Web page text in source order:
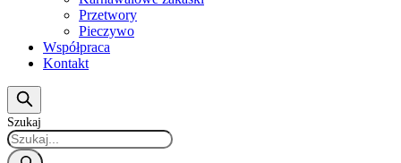
Przetwory
Pieczywo
Współpraca
Kontakt
Szukaj